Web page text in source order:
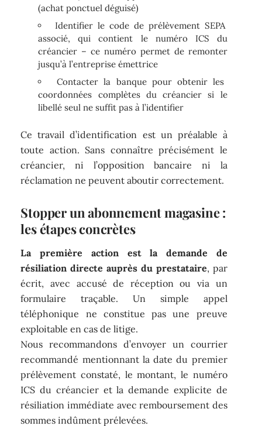
(achat ponctuel déguisé)
Identifier le code de prélèvement SEPA
associé, qui contient le numéro ICS du
créancier – ce numéro permet de remonter
jusqu’à l’entreprise émettrice
Contacter la banque pour obtenir les
coordonnées complètes du créancier si le
libellé seul ne suffit pas à l’identifier
Ce travail d’identification est un préalable à
toute action. Sans connaître précisément le
créancier, ni l’opposition bancaire ni la
réclamation ne peuvent aboutir correctement.
Stopper un abonnement magasine :
les étapes concrètes
La première action est la demande de
résiliation directe auprès du prestataire, par
écrit, avec accusé de réception ou via un
formulaire traçable. Un simple appel
téléphonique ne constitue pas une preuve
exploitable en cas de litige.
Nous recommandons d’envoyer un courrier
recommandé mentionnant la date du premier
prélèvement constaté, le montant, le numéro
ICS du créancier et la demande explicite de
résiliation immédiate avec remboursement des
sommes indûment prélevées.